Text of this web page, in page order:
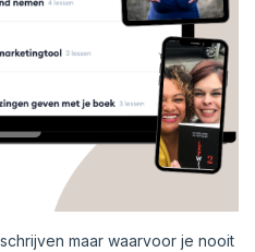
maar waarvoor je nooit